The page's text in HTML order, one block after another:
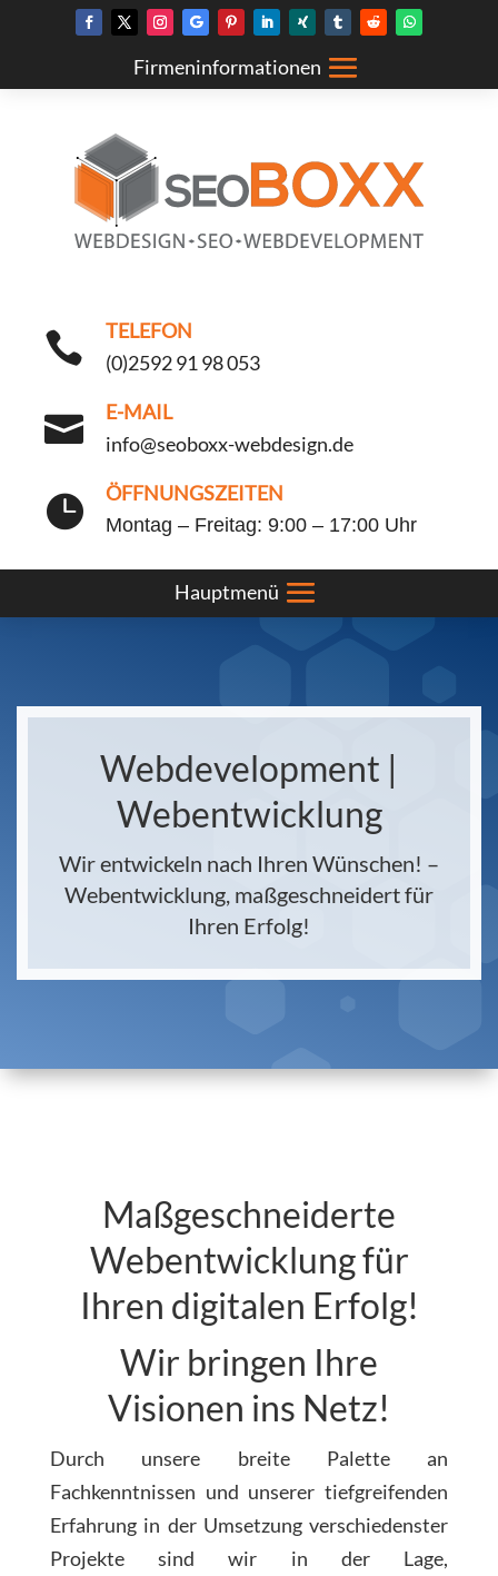

TELEFON
(0)2592 91 98 053

E-MAIL
info@seoboxx-webdesign.de
 ÖFFNUNGSZEITEN
Montag – Freitag: 9:00 – 17:00 Uhr
Webdevelopment |
Webentwicklung
Wir entwickeln nach Ihren Wünschen! –
Webentwicklung, maßgeschneidert für
Ihren Erfolg!
Maßgeschneiderte
Webentwicklung für
Ihren digitalen Erfolg!
Wir bringen Ihre
Visionen ins Netz!
Durch unsere breite Palette an
Fachkenntnissen und unserer tiefgreifenden
Erfahrung in der Umsetzung verschiedenster
Projekte sind wir in der Lage,